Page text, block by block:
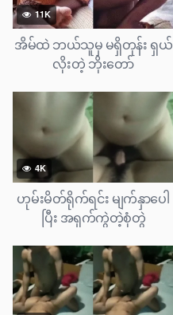
11K
အိမ်ထဲ ဘယ်သူမှ မရှိတုန်း ရှယ်
လိုးတဲ့ ဘိုးတော်
4K
ဟုမ်းမိတ်ရိုက်ရင်း မျက်နှာပေါ
ပြီး အရှက်ကွဲတဲ့စုံတွဲ